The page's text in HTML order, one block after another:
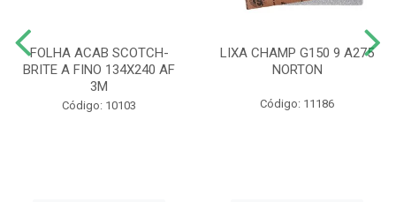
FOLHA ACAB SCOTCH-
BRITE A FINO 134X240 AF
3M
Código: 10103
LIXA CHAMP G150 9 A275
NORTON
Código: 11186